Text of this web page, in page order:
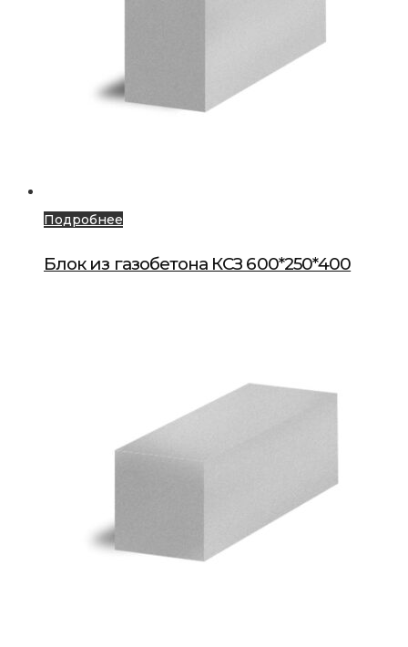
Подробнее
Блок из газобетона КСЗ 600*250*400